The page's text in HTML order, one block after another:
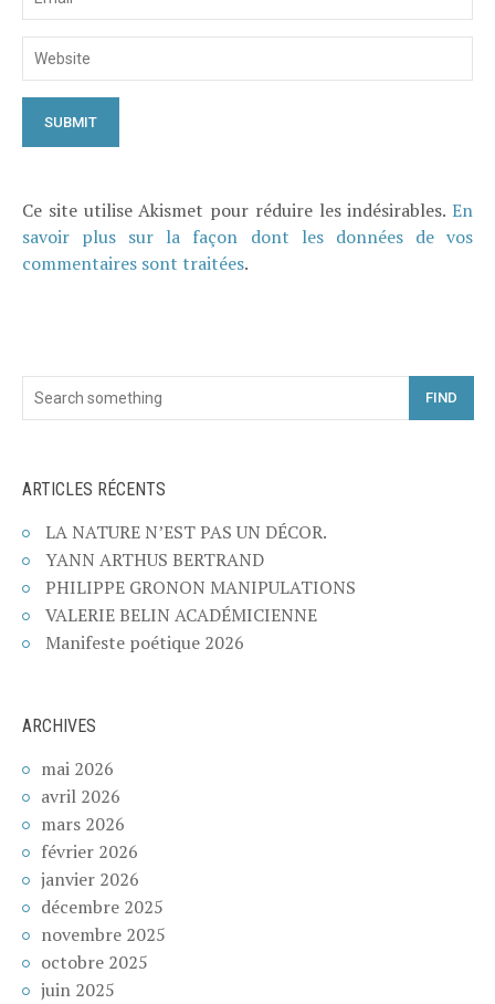
Ce site utilise Akismet pour réduire les indésirables. En
savoir plus sur la façon dont les données de vos
commentaires sont traitées.
FIND
ARTICLES RÉCENTS
LA NATURE N’EST PAS UN DÉCOR.
YANN ARTHUS BERTRAND
PHILIPPE GRONON MANIPULATIONS
VALERIE BELIN ACADÉMICIENNE
Manifeste poétique 2026
ARCHIVES
mai 2026
avril 2026
mars 2026
février 2026
janvier 2026
décembre 2025
novembre 2025
octobre 2025
juin 2025